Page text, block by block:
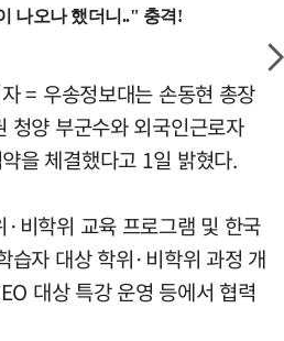
= 우송정보대는 손동현 총장
청양 부군수와 외국인근로자
을 체결했다고 1일 밝혔다.
비학위 교육 프로그램 및 한국
습자 대상 학위·비학위 과정 개
대상 특강 운영 등에서 협력